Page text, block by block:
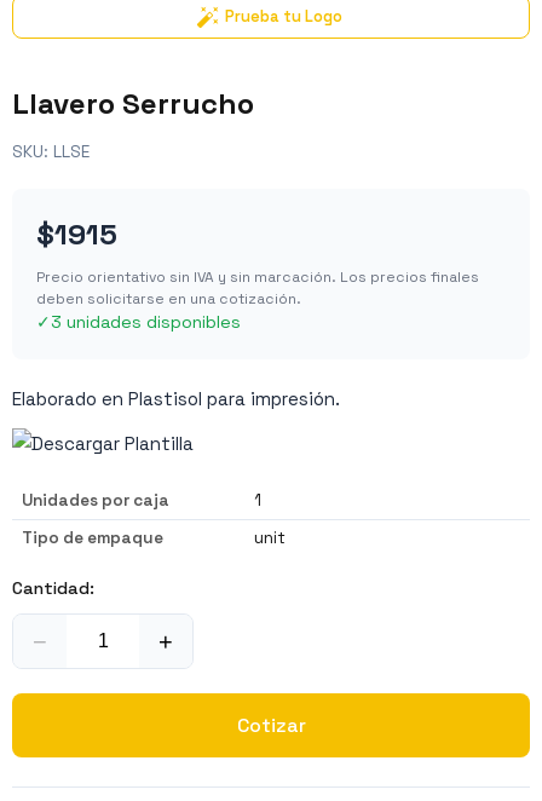
Prueba tu Logo
Llavero Serrucho
SKU: LLSE
$1915
Precio orientativo sin IVA y sin marcación. Los precios finales
deben solicitarse en una cotización.
✓3 unidades disponibles
Elaborado en Plastisol para impresión.
Unidades por caja
1
Tipo de empaque
unit
Cantidad:
− +
Cotizar